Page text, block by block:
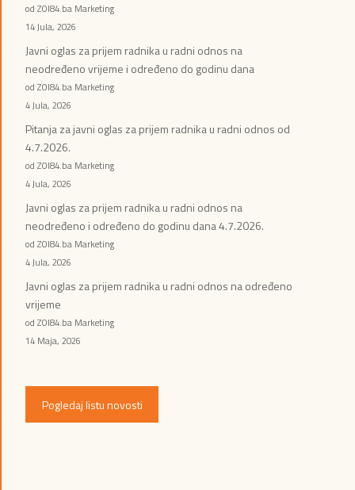
od ZOI84.ba Marketing
14 Jula, 2026
Javni oglas za prijem radnika u radni odnos na
neodređeno vrijeme i određeno do godinu dana
od ZOI84.ba Marketing
4 Jula, 2026
Pitanja za javni oglas za prijem radnika u radni odnos od
4.7.2026.
od ZOI84.ba Marketing
4 Jula, 2026
Javni oglas za prijem radnika u radni odnos na
neodređeno i određeno do godinu dana 4.7.2026.
od ZOI84.ba Marketing
4 Jula, 2026
Javni oglas za prijem radnika u radni odnos na određeno
vrijeme
od ZOI84.ba Marketing
14 Maja, 2026
Pogledaj listu novosti